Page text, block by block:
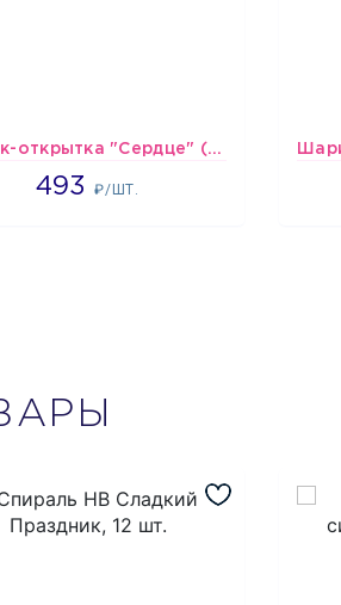
Шарик-открытка "Сердце" (45 см) - 2
493₽/ШТ.
493